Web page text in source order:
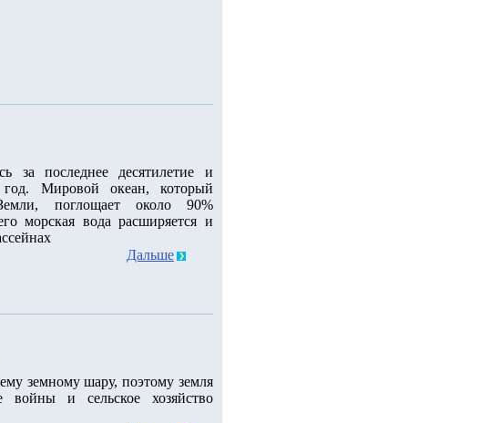
за последнее десятилетие и
Мировой океан, который
поглощает около 90%
морская вода расширяется и
Дальше
земному шару, поэтому земля
войны и сельское хозяйство